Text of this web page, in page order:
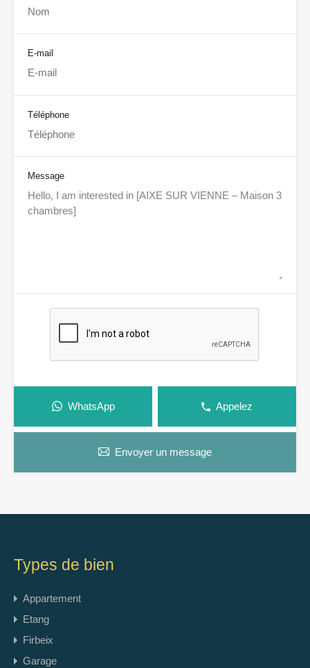
E-mail
Téléphone
Message
WhatsApp Appelez
Envoyer un message
Types de bien
Appartement
Etang
Firbeix
Garage